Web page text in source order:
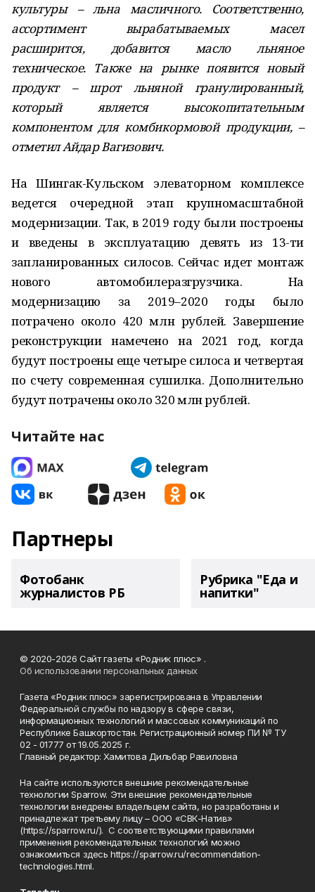
культуры – льна масличного. Соответственно,
ассортимент вырабатываемых масел
расширится, добавится масло льняное
техническое. Также на рынке появится новый
продукт – шрот льняной гранулированный,
который является высокопитательным
компонентом для комбикормовой продукции, –
отметил Айдар Вагизович.
На Шингак-Кульском элеваторном комплексе
ведется очередной этап крупномасштабной
модернизации. Так, в 2019 году были построены
и введены в эксплуатацию девять из 13-ти
запланированных силосов. Сейчас идет монтаж
нового автомобилеразгрузчика. На
модернизацию за 2019–2020 годы было
потрачено около 420 млн рублей. Завершение
реконструкции намечено на 2021 год, когда
будут построены еще четыре силоса и четвертая
по счету современная сушилка. Дополнительно
будут потрачены около 320 млн рублей.
Читайте нас
Партнеры
Фотобанк
журналистов РБ
Рубрика "Еда и
напитки"
© 2020-2026 Сайт газеты «Родник плюс» .
Об использовании персональных данных
Газета «Родник плюс» зарегистрирована в Управлении
Федеральной службы по надзору в сфере связи,
информационных технологий и массовых коммуникаций по
Республике Башкортостан. Регистрационный номер ПИ № ТУ
02 - 01777 от 19.05.2025 г.
Главный редактор: Хамитова Дильбар Равиловна
На сайте используются внешние рекомендательные
технологии Sparrow. Эти внешние рекомендательные
технологии внедрены владельцем сайта, но разработаны и
принадлежат третьему лицу – ООО «СВК-Натив»
(https://sparrow.ru/). С соответствующими правилами
применения рекомендательных технологий можно
ознакомиться здесь https://sparrow.ru/recommendation-
technologies.html.